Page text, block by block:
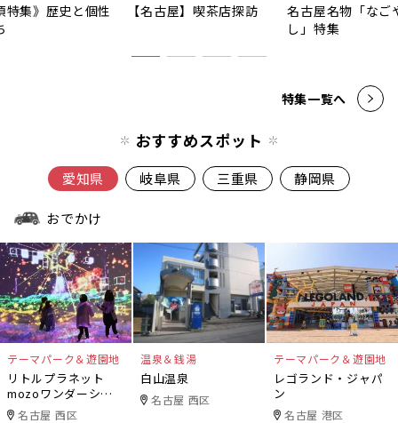
特集》歴史と個性
【名古屋】喫茶店探訪
名古屋名物「なご
し」特集
特集一覧へ
おすすめスポット
愛知県 岐阜県 三重県 静岡県
おでかけ
テーマパーク＆遊園地
リトルプラネット
mozoワンダーシテ
ィ 名古屋 西区
温泉＆銭湯
白山温泉
名古屋 西区
テーマパーク＆遊園地
レゴランド・ジャパ
ン
名古屋 港区